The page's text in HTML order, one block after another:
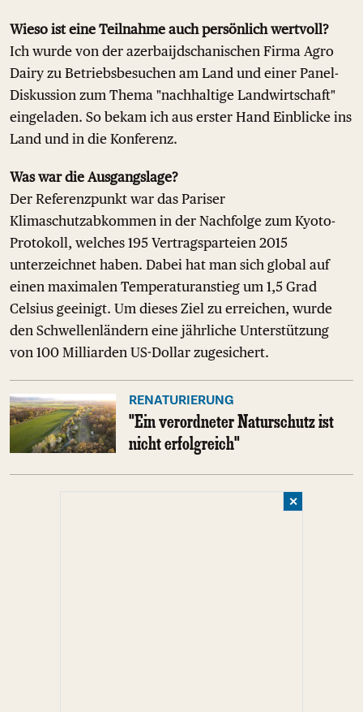
Wieso ist eine Teilnahme auch persönlich wertvoll?
Ich wurde von der azerbaijdschanischen Firma Agro
Dairy zu Betriebsbesuchen am Land und einer Panel-
Diskussion zum Thema "nachhaltige Landwirtschaft"
eingeladen. So bekam ich aus erster Hand Einblicke ins
Land und in die Konferenz.
Was war die Ausgangslage?
Der Referenzpunkt war das Pariser
Klimaschutzabkommen in der Nachfolge zum Kyoto-
Protokoll, welches 195 Vertragsparteien 2015
unterzeichnet haben. Dabei hat man sich global auf
einen maximalen Temperaturanstieg um 1,5 Grad
Celsius geeinigt. Um dieses Ziel zu erreichen, wurde
den Schwellenländern eine jährliche Unterstützung
von 100 Milliarden US-Dollar zugesichert.
RENATURIERUNG
"Ein verordneter Naturschutz ist
nicht erfolgreich"
✕